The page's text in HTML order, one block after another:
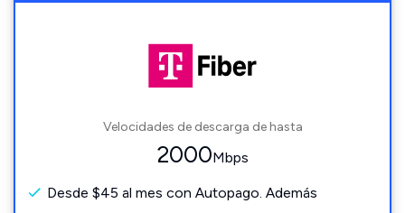
Velocidades de descarga de hasta
2000Mbps
Desde $45 al mes con Autopago. Además